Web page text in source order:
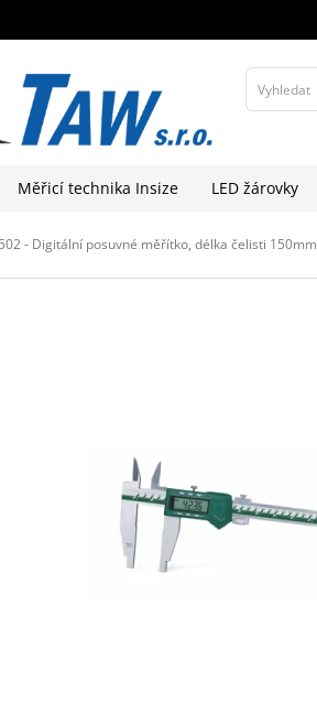
Měřicí technika Insize LED žárovky
- Digitální posuvné měřítko, délka čelisti 150mm